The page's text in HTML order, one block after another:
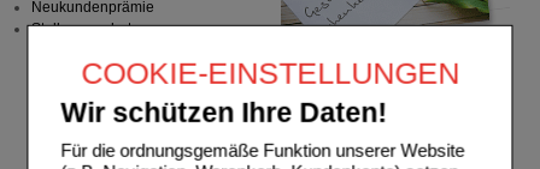
COOKIE-EINSTELLUNGEN
Wir schützen Ihre Daten!
Für die ordnungsgemäße Funktion unserer Website
Neukundenprämie
Stellenangebote